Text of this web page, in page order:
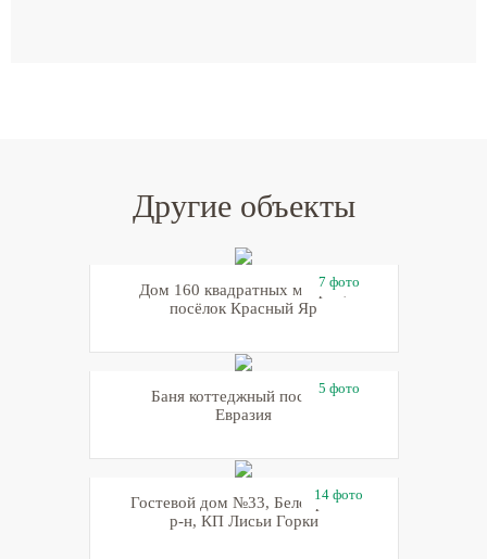
Другие объекты
7 фото
Дом 160 квадратных метров,
посёлок Красный Яр
5 фото
Баня коттеджный посёлок
Евразия
14 фото
Гостевой дом №33, Белоярский
р-н, КП Лисьи Горки